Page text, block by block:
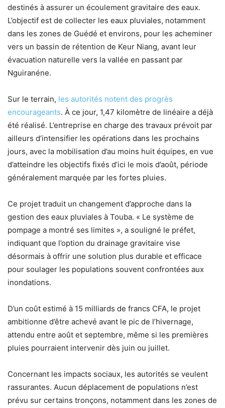
destinés à assurer un écoulement gravitaire des eaux.
L’objectif est de collecter les eaux pluviales, notamment
dans les zones de Guédé et environs, pour les acheminer
vers un bassin de rétention de Keur Niang, avant leur
évacuation naturelle vers la vallée en passant par
Nguiranéne.
Sur le terrain, les autorités notent des progrès
encourageants. À ce jour, 1,47 kilomètre de linéaire a déjà
été réalisé. L’entreprise en charge des travaux prévoit par
ailleurs d’intensifier les opérations dans les prochains
jours, avec la mobilisation d’au moins huit équipes, en vue
d’atteindre les objectifs fixés d’ici le mois d’août, période
généralement marquée par les fortes pluies.
Ce projet traduit un changement d’approche dans la
gestion des eaux pluviales à Touba. « Le système de
pompage a montré ses limites », a souligné le préfet,
indiquant que l’option du drainage gravitaire vise
désormais à offrir une solution plus durable et efficace
pour soulager les populations souvent confrontées aux
inondations.
D’un coût estimé à 15 milliards de francs CFA, le projet
ambitionne d’être achevé avant le pic de l’hivernage,
attendu entre août et septembre, même si les premières
pluies pourraient intervenir dès juin ou juillet.
Concernant les impacts sociaux, les autorités se veulent
rassurantes. Aucun déplacement de populations n’est
prévu sur certains tronçons, notamment dans les zones de